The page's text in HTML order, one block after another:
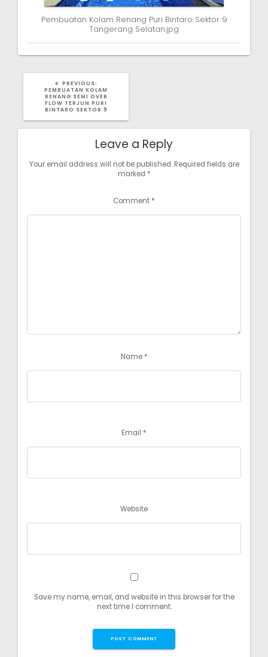
Pembuatan Kolam Renang Puri Bintaro Sektor 9
Tangerang Selatan.jpg
PREVIOUS:
POST:
PEMBUATAN KOLAM
RENANG SEMI OVER
FLOW TERJUN PURI
BINTARO SEKTOR 9
Leave a Reply
Your email address will not be published. Required fields are
marked *
Comment *
Name *
Email *
Website
Save my name, email, and website in this browser for the
next time I comment.